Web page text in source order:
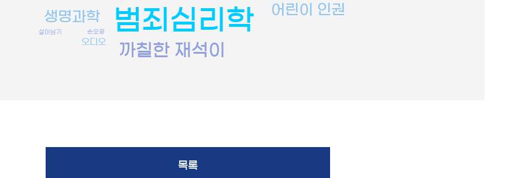
범죄심리학
까칠한 재석이
어린이 인권
생명과학
오디오
손오공
살아남기
목록